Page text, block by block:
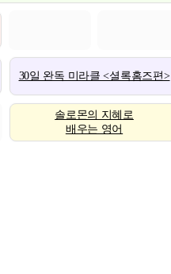
30일 완독 미라클 <셜록홈즈편>
솔로몬의 지혜로
배우는 영어